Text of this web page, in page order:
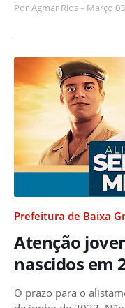
Por Agmar Rios - Março
Prefeitura de Baixa
Atenção
nascidos em
O prazo para o